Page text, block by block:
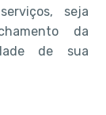
seja
da
de sua